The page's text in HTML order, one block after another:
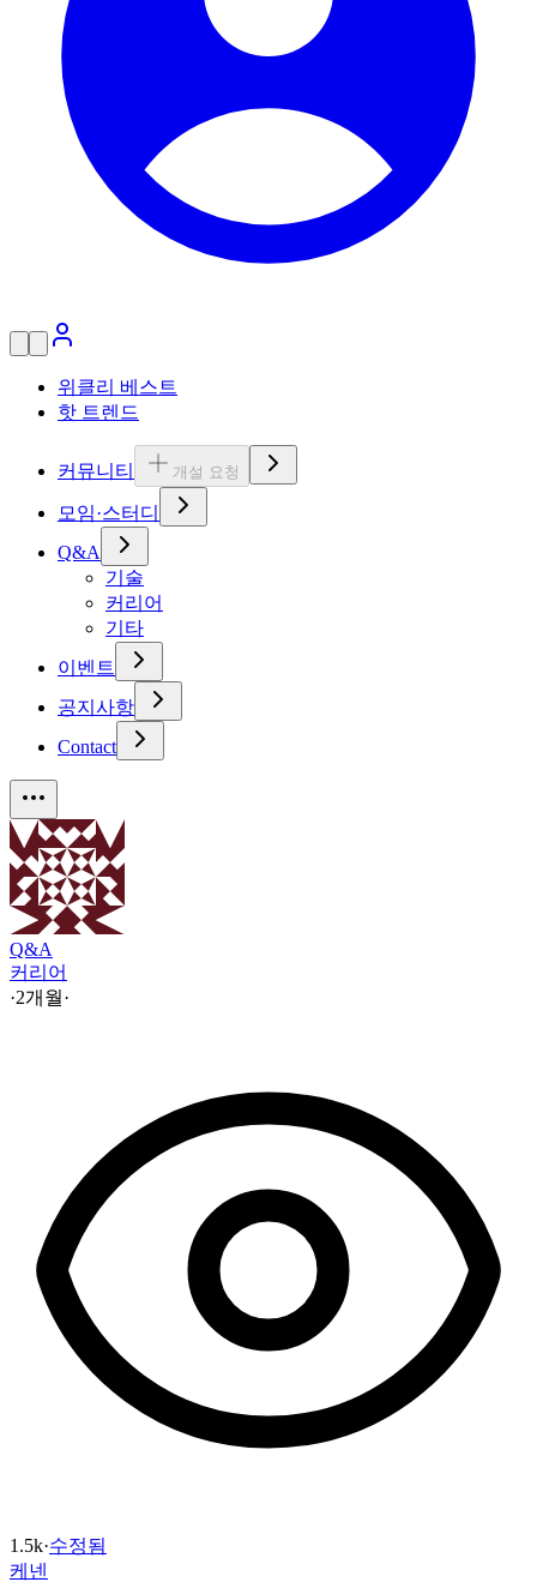
위클리 베스트
핫 트렌드
커뮤니티 개설 요청
모임·스터디
Q&A
기술
커리어
기타
이벤트
공지사항
Contact
Q&A
커리어
·2개월·
1.5k·수정됨
케넨